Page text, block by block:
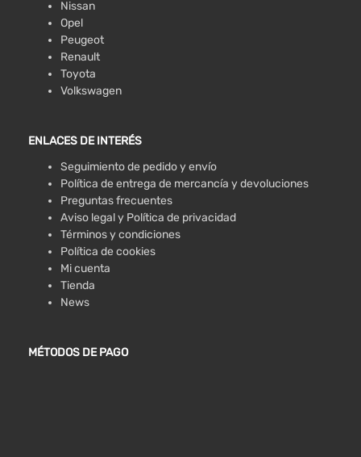
Nissan
Opel
Peugeot
Renault
Toyota
Volkswagen
ENLACES DE INTERÉS
Seguimiento de pedido y envío
Política de entrega de mercancía y devoluciones
Preguntas frecuentes
Aviso legal y Política de privacidad
Términos y condiciones
Política de cookies
Mi cuenta
Tienda
News
MÉTODOS DE PAGO